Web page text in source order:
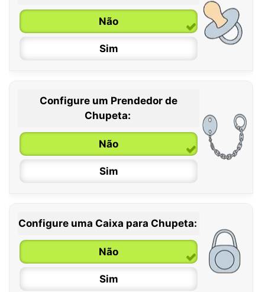
Não
Sim
0 / 6 meses
6 / 36 meses
Configure um Prendedor de
Chupeta:
Não
Sim
Configure uma Caixa para Chupeta:
Não
Sim